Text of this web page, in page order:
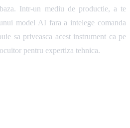
Intr-un mediu de productie, a te
model AI fara a intelege comanda
sa priveasca acest instrument ca pe
pentru expertiza tehnica.